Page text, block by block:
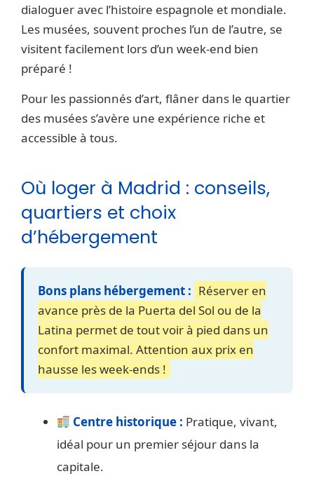
dialoguer avec l’histoire espagnole et mondiale.
Les musées, souvent proches l’un de l’autre, se
visitent facilement lors d’un week-end bien
préparé !
Pour les passionnés d’art, flâner dans le quartier
des musées s’avère une expérience riche et
accessible à tous.
Où loger à Madrid : conseils,
quartiers et choix
d’hébergement
Bons plans hébergement : Réserver en
avance près de la Puerta del Sol ou de la
Latina permet de tout voir à pied dans un
confort maximal. Attention aux prix en
hausse les week-ends !
Centre historique : Pratique, vivant,
idéal pour un premier séjour dans la
capitale.